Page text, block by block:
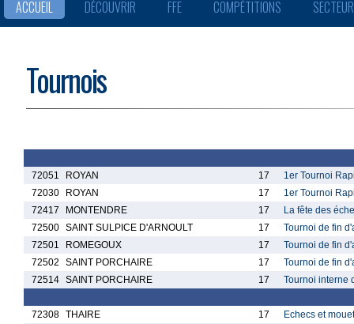
ACCUEIL DÉCOUVRIR FFE COMPÉTITIONS
Tournois
72051 ROYAN 17
1er Tournoi
72030
ROYAN 17
1er Tournoi
72417
MONTENDRE 17
La fête des
72500 SAINT SULPICE D'ARNOULT 17
Tournoi de fin
72501
ROMEGOUX 17
Tournoi de fin
72502
SAINT PORCHAIRE 17
Tournoi de fin
72514 SAINT PORCHAIRE 17 Tournoi interne
72308 THAIRE 17
Echecs et